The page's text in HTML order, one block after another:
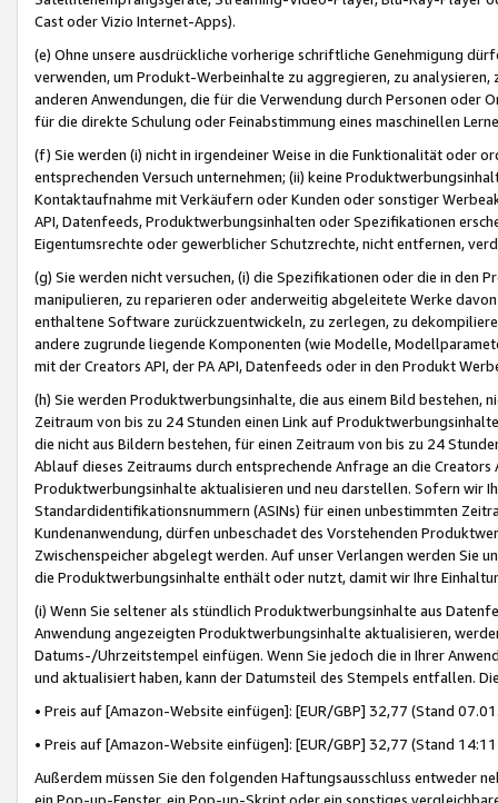
Cast oder Vizio Internet-Apps).
(e) Ohne unsere ausdrückliche vorherige schriftliche Genehmigung
verwenden, um Produkt-Werbeinhalte zu aggregieren, zu
anderen Anwendungen, die für die Verwendung durch Personen
für die direkte Schulung oder Feinabstimmung eines maschinellen
(f) Sie werden (i) nicht in irgendeiner Weise in die Funktionalität oder
entsprechenden Versuch unternehmen; (ii) keine
Kontaktaufnahme mit Verkäufern oder Kunden oder sonstiger
API, Datenfeeds, Produktwerbungsinhalten oder Spezifikationen
Eigentumsrechte oder gewerblicher Schutzrechte, nicht entfernen,
(g) Sie werden nicht versuchen, (i) die Spezifikationen oder die in
manipulieren, zu reparieren oder anderweitig abgeleitete Werke
enthaltene Software zurückzuentwickeln, zu zerlegen, zu
andere zugrunde liegende Komponenten (wie Modelle,
mit der Creators API, der PA API, Datenfeeds oder in den Produkt
(h) Sie werden Produktwerbungsinhalte, die aus einem Bild bestehen,
Zeitraum von bis zu 24 Stunden einen Link auf
die nicht aus Bildern bestehen, für einen Zeitraum von bis zu 24
Ablauf dieses Zeitraums durch entsprechende Anfrage an die
Produktwerbungsinhalte aktualisieren und neu darstellen. Sofern wir
Standardidentifikationsnummern (ASINs) für einen unbestimmten
Kundenanwendung, dürfen unbeschadet des Vorstehenden
Zwischenspeicher abgelegt werden. Auf unser Verlangen werden Sie
die Produktwerbungsinhalte enthält oder nutzt, damit wir Ihre
(i) Wenn Sie seltener als stündlich Produktwerbungsinhalte aus
Anwendung angezeigten Produktwerbungsinhalte aktualisieren,
Datums-/Uhrzeitstempel einfügen. Wenn Sie jedoch die in Ihrer
und aktualisiert haben, kann der Datumsteil des Stempels entfallen.
• Preis auf [Amazon-Website einfügen]: [EUR/GBP] 32,77 (Stand
• Preis auf [Amazon-Website einfügen]: [EUR/GBP] 32,77 (Stand
Außerdem müssen Sie den folgenden Haftungsausschluss entweder
ein Pop-up-Fenster, ein Pop-up-Skript oder ein sonstiges